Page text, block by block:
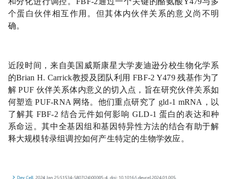
个蛋白伙伴相互作用。 但其体内伙伴关系的意义尚不明
确。
近段时间，来自美国威斯康星大学麦迪逊分校生物化学系
的Brian H. Carrick教授及团队利用 FBF-2 Y479 残基作为了
解 PUF 伙伴关系体内意义的切入点 ，旨在研究伙伴关系如
何塑造 PUF-RNA 网络。他们重点研究了 gld-1 mRNA，以
了解其 FBF-2 结合元件如何影响 GLD-1 蛋白的表达和种
系命运。其中全基因组和基因特异性方法的结合有助于解
释大规模转录组调控如何产生特定的生物学效应。